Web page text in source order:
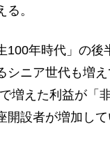
。
年時代」の後
シニア世代も増
増えた利益が「
開設者が増加し